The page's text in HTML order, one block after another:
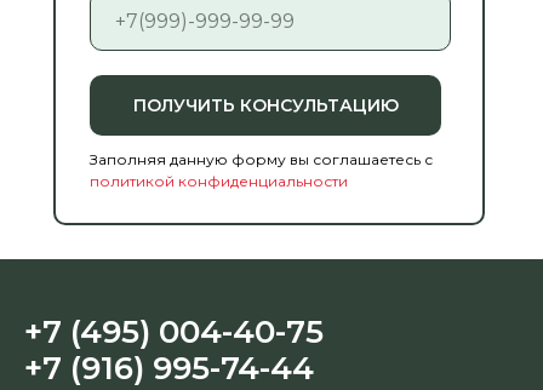
ПОЛУЧИТЬ КОНСУЛЬТАЦИЮ
Заполняя данную форму вы соглашаетесь с
политикой конфиденциальности
+7 (495) 004-40-75
+7 (916) 995-74-44